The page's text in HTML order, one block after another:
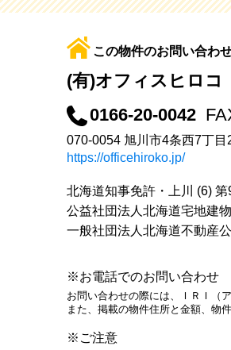
この物件のお問い合わ
(有)オフィスヒロコ
0166-20-0042
070-0054 旭川市4条西7丁
https://officehiroko.jp/
北海道知事免許・上川 (6) 第
公益社団法人北海道宅地建
一般社団法人北海道不動産
※お電話でのお問い合わせ
お問い合わせの際には、ＩＲＩ（
また、掲載の物件住所と金額、物
※ご注意